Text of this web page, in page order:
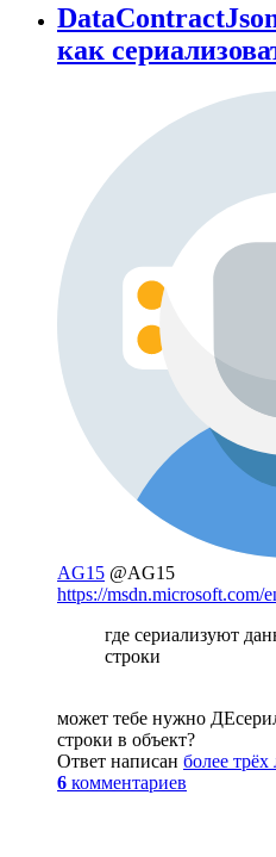
как
AG15 @AG15
https://msdn.microsoft.com/
где сериализуют
строки
может тебе нужно
строки в объект?
Ответ написан более трёх
6 комментариев